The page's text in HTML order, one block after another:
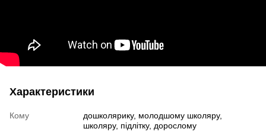
Характеристики
Кому
дошколярику, молодшому школяру,
школяру, підлітку, дорослому